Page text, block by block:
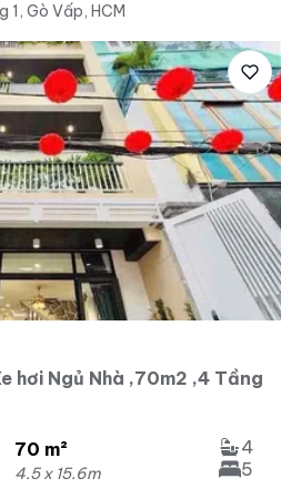
1, Gò Vấp, HCM
hơi Ngủ Nhà ,70m2 ,4 Tầng
70 m²
4.5 x 15.6m
4
5